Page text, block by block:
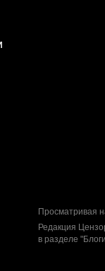
Просматривая
Редакция
в разделе